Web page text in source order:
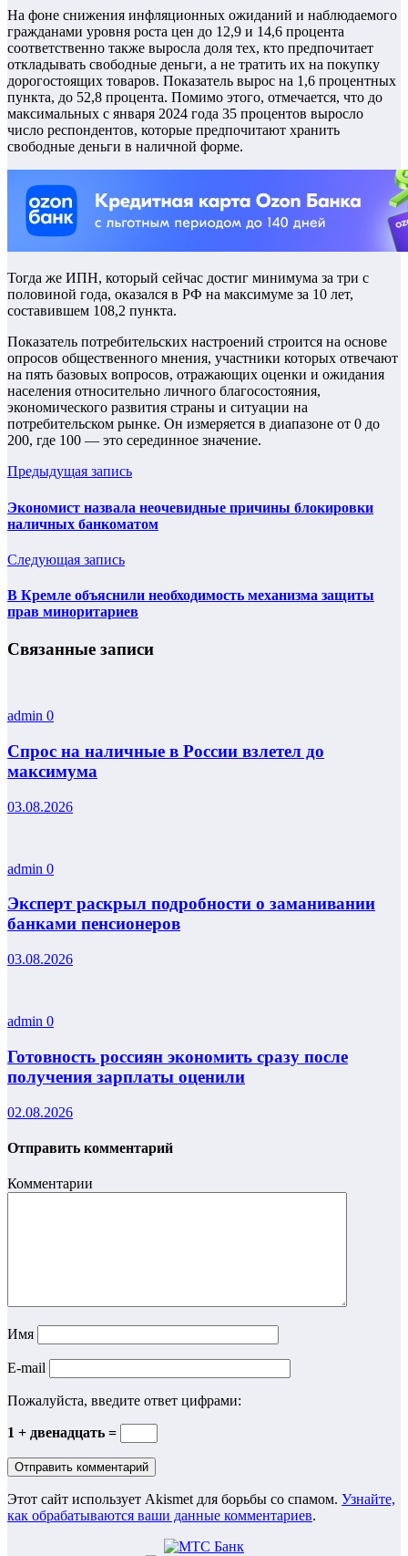
На фоне снижения инфляционных ожиданий и наблюдаемого
гражданами уровня роста цен до 12,9 и 14,6 процента
соответственно также выросла доля тех, кто предпочитает
откладывать свободные деньги, а не тратить их на покупку
дорогостоящих товаров. Показатель вырос на 1,6 процентных
пункта, до 52,8 процента. Помимо этого, отмечается, что до
максимальных с января 2024 года 35 процентов выросло
число респондентов, которые предпочитают хранить
свободные деньги в наличной форме.
Тогда же ИПН, который сейчас достиг минимума за три с
половиной года, оказался в РФ на максимуме за 10 лет,
составившем 108,2 пункта.
Показатель потребительских настроений строится на основе
опросов общественного мнения, участники которых отвечают
на пять базовых вопросов, отражающих оценки и ожидания
населения относительно личного благосостояния,
экономического развития страны и ситуации на
потребительском рынке. Он измеряется в диапазоне от 0 до
200, где 100 — это серединное значение.
Предыдущая запись
Экономист назвала неочевидные причины блокировки
наличных банкоматом
Следующая запись
В Кремле объяснили необходимость механизма защиты
прав миноритариев
Связанные записи
admin 0
Спрос на наличные в России взлетел до
максимума
03.08.2026
admin 0
Эксперт раскрыл подробности о заманивании
банками пенсионеров
03.08.2026
admin 0
Готовность россиян экономить сразу после
получения зарплаты оценили
02.08.2026
Отправить комментарий
Комментарии
Имя
E-mail
Пожалуйста, введите ответ цифрами:
1 + двенадцать =
Этот сайт использует Akismet для борьбы со спамом. Узнайте,
как обрабатываются ваши данные комментариев.